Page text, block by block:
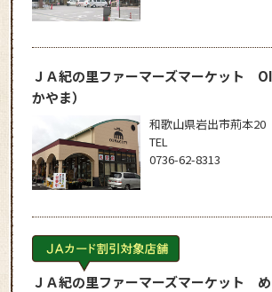
ＪＡ紀の里ファーマーズマーケット
かやま）
和歌山県岩出市荊本20
TEL
0736-62-8313
ＪＡ紀の里ファーマーズマーケット